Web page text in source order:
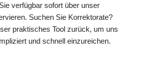
verfügbar sofort über unser
Suchen Sie Korrektorate?
praktisches Tool zurück, um uns
und schnell einzureichen.